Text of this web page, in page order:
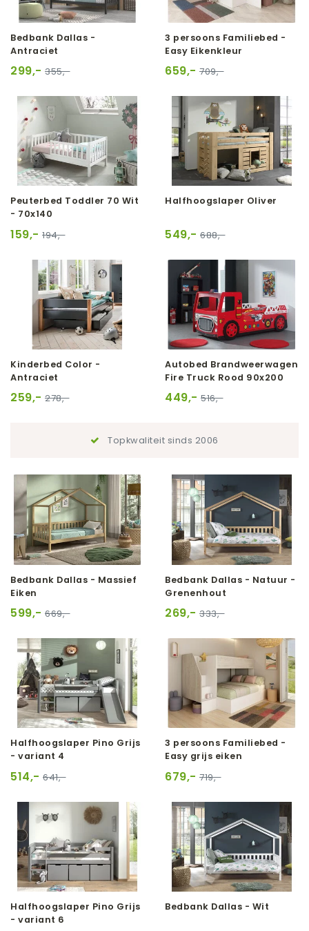
Bedbank Dallas -
Antraciet
299,- 355,-
3 persoons Familiebed -
Easy Eikenkleur
659,- 709,-
Peuterbed Toddler 70 Wit
- 70x140
159,- 194,-
Halfhoogslaper Oliver
549,- 688,-
Kinderbed Color -
Antraciet
259,- 278,-
Autobed Brandweerwagen
Fire Truck Rood 90x200
449,- 516,-
Topkwaliteit sinds 2006
Bedbank Dallas - Massief
Eiken
599,- 669,-
Bedbank Dallas - Natuur -
Grenenhout
269,- 333,-
Halfhoogslaper Pino Grijs
- variant 4
514,- 641,-
3 persoons Familiebed -
Easy grijs eiken
679,- 719,-
Halfhoogslaper Pino Grijs
- variant 6
Bedbank Dallas - Wit